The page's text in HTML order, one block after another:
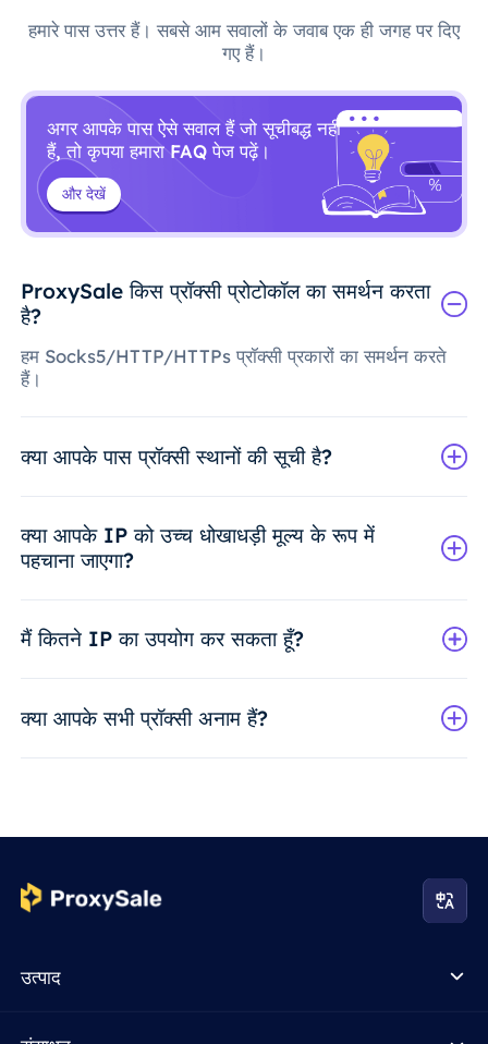
हमारे पास उत्तर हैं। सबसे आम सवालों के जवाब एक ही जगह पर दिए
गए हैं।
अगर आपके पास ऐसे सवाल हैं जो सूचीबद्ध नहीं
हैं, तो कृपया हमारा FAQ पेज पढ़ें।
और देखें
ProxySale किस प्रॉक्सी प्रोटोकॉल का समर्थन करता
है?
हम Socks5/HTTP/HTTPs प्रॉक्सी प्रकारों का समर्थन करते
हैं।
क्या आपके पास प्रॉक्सी स्थानों की सूची है?
क्या आपके IP को उच्च धोखाधड़ी मूल्य के रूप में
पहचाना जाएगा?
मैं कितने IP का उपयोग कर सकता हूँ?
क्या आपके सभी प्रॉक्सी अनाम हैं?
उत्पाद